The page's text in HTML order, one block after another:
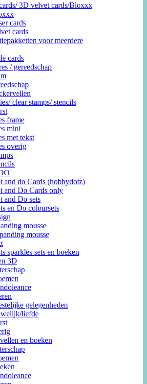
3D velvet cards/Bloxxx
cards
cards
voor meerdere
cards
/ gereedschap
clear stamps/ stencils
frame
mini
met tekst
overig
and do Cards (hobbydotz)
and Do Cards only
and Do sets
en Do coloursets
mousse
mousse
sparkles sets en boeken
3D
gelegenheden
liefde
en boeken